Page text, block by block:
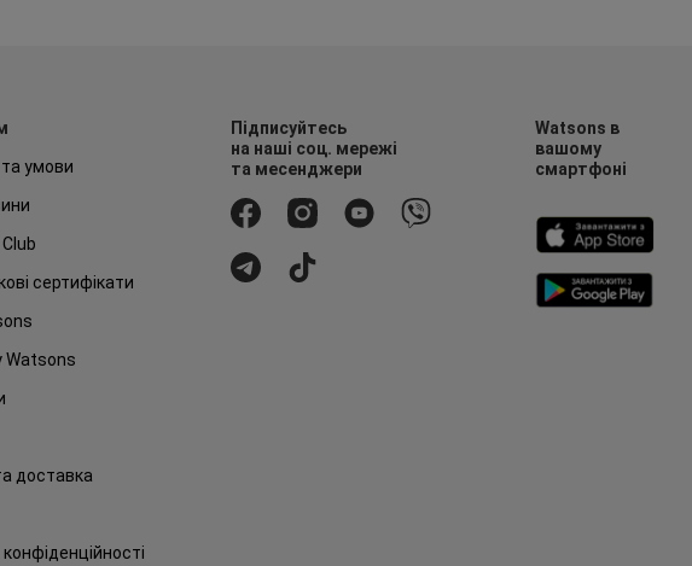
умови
сертифікати
Watsons
доставка
конфіденційності
Підписуйтесь
на наші соц. мережі
та месенджери
Watsons в
вашому
смартфоні